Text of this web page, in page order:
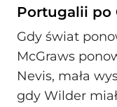
Portugalii po
Gdy świat
McGraws
Nevis, mała
gdy Wilder